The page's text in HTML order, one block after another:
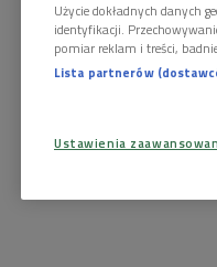
Użycie dokładnych danych
identyfikacji.
pomiar reklam i treści,
Lista partnerów
Ustawienia